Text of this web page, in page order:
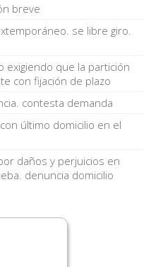
breve
se libre giro.
que la partición
con fijación de plazo
contesta demanda
último domicilio en el
daños y perjuicios en
denuncia domicilio